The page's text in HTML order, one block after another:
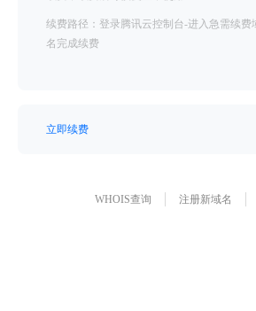
续费路径：登录腾讯云控制台-进入急需续费
名完成续费
立即续费
WHOIS查询 注册新域名